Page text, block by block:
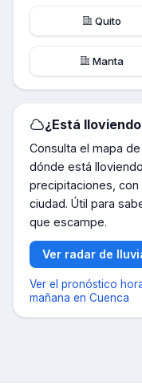
Quito
Manta
¿Está
Consulta el mapa
dónde está
precipitaciones, con
ciudad. Útil para
que escampe.
Ver radar de
Ver el pronóstico
mañana en Cuenca